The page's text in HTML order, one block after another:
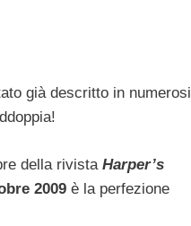
già descritto in numerosi
della rivista Harper’s
2009 è la perfezione